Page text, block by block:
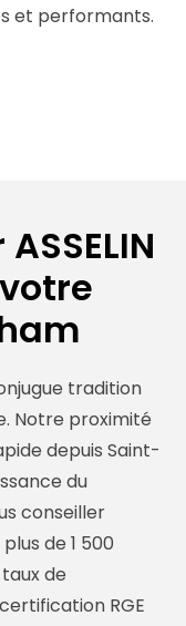
et performants.
tradition
Notre proximité
depuis Saint-
du
conseiller
de 1 500
de
RGE